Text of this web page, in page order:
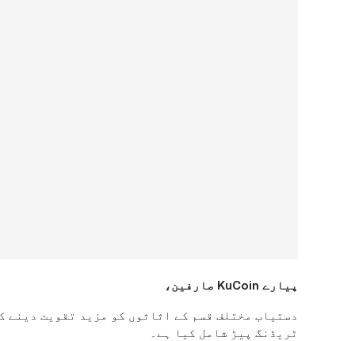
پیارے KuCoin صارفین،
دستیاب مختلف قسم کے اثاثوں کو مزید تقویت دینے
ٹریڈنگ پیڑ شامل کیا ہے۔